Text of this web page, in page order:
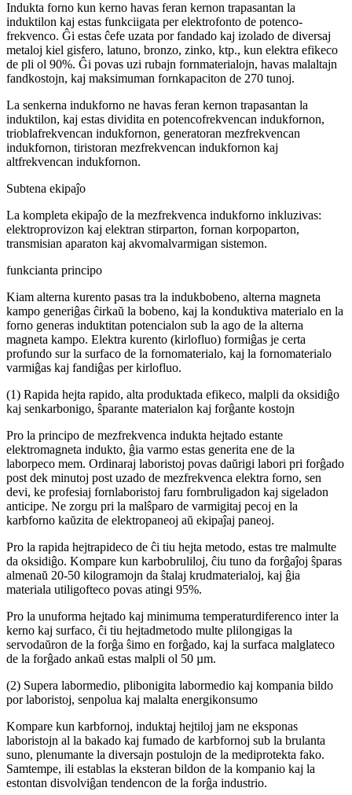
Indukta forno kun kerno havas feran kernon trapasantan la
induktilon kaj estas funkciigata per elektrofonto de potenco-
frekvenco. Ĝi estas ĉefe uzata por fandado kaj izolado de diversaj
metaloj kiel gisfero, latuno, bronzo, zinko, ktp., kun elektra efikeco
de pli ol 90%. Ĝi povas uzi rubajn fornmaterialojn, havas malaltajn
fandkostojn, kaj maksimuman fornkapaciton de 270 tunoj.
La senkerna indukforno ne havas feran kernon trapasantan la
induktilon, kaj estas dividita en potencofrekvencan indukfornon,
trioblafrekvencan indukfornon, generatoran mezfrekvencan
indukfornon, tiristoran mezfrekvencan indukfornon kaj
altfrekvencan indukfornon.
Subtena ekipaĵo
La kompleta ekipaĵo de la mezfrekvenca indukforno inkluzivas:
elektroprovizon kaj elektran stirparton, fornan korpoparton,
transmisian aparaton kaj akvomalvarmigan sistemon.
funkcianta principo
Kiam alterna kurento pasas tra la indukbobeno, alterna magneta
kampo generiĝas ĉirkaŭ la bobeno, kaj la konduktiva materialo en la
forno generas induktitan potencialon sub la ago de la alterna
magneta kampo. Elektra kurento (kirlofluo) formiĝas je certa
profundo sur la surfaco de la fornomaterialo, kaj la fornomaterialo
varmiĝas kaj fandiĝas per kirlofluo.
(1) Rapida hejta rapido, alta produktada efikeco, malpli da oksidiĝo
kaj senkarbonigo, ŝparante materialon kaj forĝante kostojn
Pro la principo de mezfrekvenca indukta hejtado estante
elektromagneta indukto, ĝia varmo estas generita ene de la
laborpeco mem. Ordinaraj laboristoj povas daŭrigi labori pri forĝado
post dek minutoj post uzado de mezfrekvenca elektra forno, sen
devi, ke profesiaj fornlaboristoj faru fornbruligadon kaj sigeladon
anticipe. Ne zorgu pri la malŝparo de varmigitaj pecoj en la
karbforno kaŭzita de elektropaneoj aŭ ekipaĵaj paneoj.
Pro la rapida hejtrapideco de ĉi tiu hejta metodo, estas tre malmulte
da oksidiĝo. Kompare kun karbobruliloj, ĉiu tuno da forĝaĵoj ŝparas
almenaŭ 20-50 kilogramojn da ŝtalaj krudmaterialoj, kaj ĝia
materiala utiligofteco povas atingi 95%.
Pro la unuforma hejtado kaj minimuma temperaturdiferenco inter la
kerno kaj surfaco, ĉi tiu hejtadmetodo multe plilongigas la
servodaŭron de la forĝa ŝimo en forĝado, kaj la surfaca malglateco
de la forĝado ankaŭ estas malpli ol 50 µm.
(2) Supera labormedio, plibonigita labormedio kaj kompania bildo
por laboristoj, senpolua kaj malalta energikonsumo
Kompare kun karbfornoj, induktaj hejtiloj jam ne eksponas
laboristojn al la bakado kaj fumado de karbfornoj sub la brulanta
suno, plenumante la diversajn postulojn de la mediprotekta fako.
Samtempe, ili establas la eksteran bildon de la kompanio kaj la
estontan disvolviĝan tendencon de la forĝa industrio.